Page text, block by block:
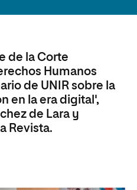
de la Corte
Humanos
de UNIR sobre la
en la era digital',
de Lara y
Revista.